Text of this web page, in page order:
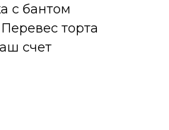
с бантом
торта
счет